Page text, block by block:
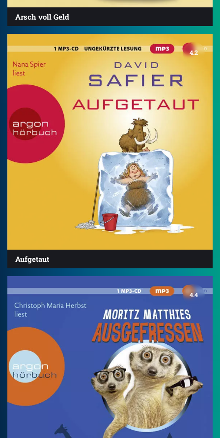
Arsch voll Geld
4.2
Aufgetaut
4.4